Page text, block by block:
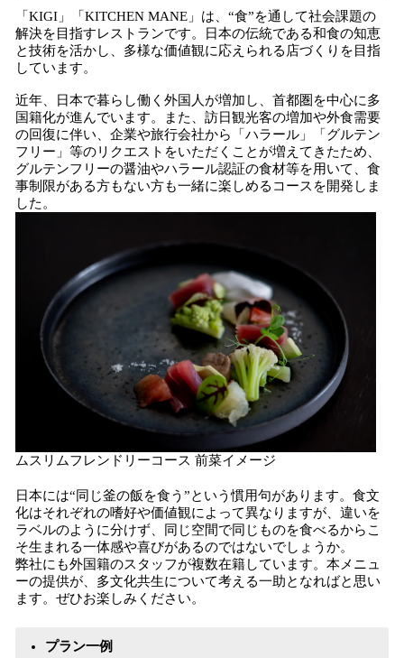
「KIGI」「KITCHEN MANE」は、“食”を通して社会課題の
解決を目指すレストランです。日本の伝統である和食の知恵
と技術を活かし、多様な価値観に応えられる店づくりを目指
しています。
近年、日本で暮らし働く外国人が増加し、首都圏を中心に多
国籍化が進んでいます。また、訪日観光客の増加や外食需要
の回復に伴い、企業や旅行会社から「ハラール」「グルテン
フリー」等のリクエストをいただくことが増えてきたため、
グルテンフリーの醤油やハラール認証の食材等を用いて、食
事制限がある方もない方も一緒に楽しめるコースを開発しま
した。
ムスリムフレンドリーコース 前菜イメージ
日本には“同じ釜の飯を食う”という慣用句があります。食文
化はそれぞれの嗜好や価値観によって異なりますが、違いを
ラベルのように分けず、同じ空間で同じものを食べるからこ
そ生まれる一体感や喜びがあるのではないでしょうか。
弊社にも外国籍のスタッフが複数在籍しています。本メニュ
ーの提供が、多文化共生について考える一助となればと思い
ます。ぜひお楽しみください。
プラン一例